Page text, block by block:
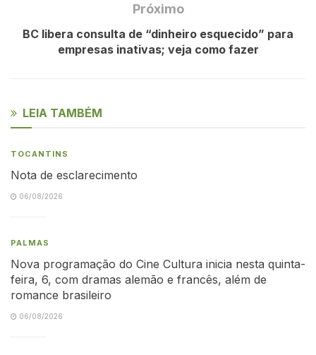
Próximo
BC libera consulta de “dinheiro esquecido” para
empresas inativas; veja como fazer
LEIA TAMBÉM
TOCANTINS
Nota de esclarecimento
06/08/2026
PALMAS
Nova programação do Cine Cultura inicia nesta quinta-
feira, 6, com dramas alemão e francês, além de
romance brasileiro
06/08/2026